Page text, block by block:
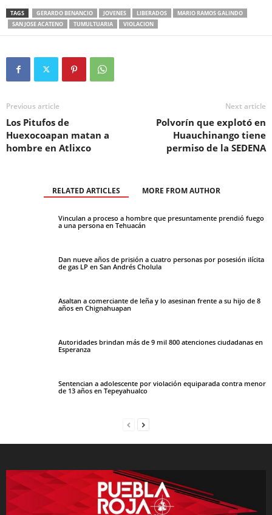
TAGS GERARDO BENANCIO JOVENES LIBERADOS
MARIO RAMOS GALINDO
SAN JOSE ACATENO
TUMULTUARIA VIOLACION
Previous article
Los Pitufos de
Huexocoapan matan a
hombre en Atlixco
Next article
Polvorín que explotó en
Huauchinango tiene
permiso de la SEDENA
RELATED ARTICLES MORE FROM AUTHOR
Vinculan a proceso a hombre que presuntamente prendió fuego
a una persona en Tehuacán
Dan nueve años de prisión a cuatro personas por posesión ilícita
de gas LP en San Andrés Cholula
Asaltan a comerciante de leña y lo asesinan frente a su hijo de 8
años en Chignahuapan
Autoridades brindan más de 9 mil 800 atenciones ciudadanas en
Esperanza
Sentencian a adolescente por violación equiparada contra menor
de 13 años en Tepeyahualco